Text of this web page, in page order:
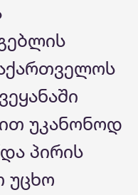
უკანონოდ
პირის
უცხო